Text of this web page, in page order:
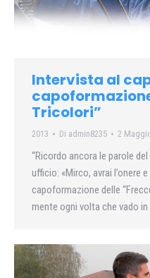
Intervista al
Tricolori”
2013 Di admin8235 2
“Ricordo ancora le parole
ufficio: «Mirco, avrai l’onere
capoformazione delle
mente ogni volta che vado in